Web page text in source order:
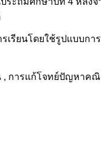
เรียนโดยใช้รูปแบบก
การแก้โจทย์ปัญหาค